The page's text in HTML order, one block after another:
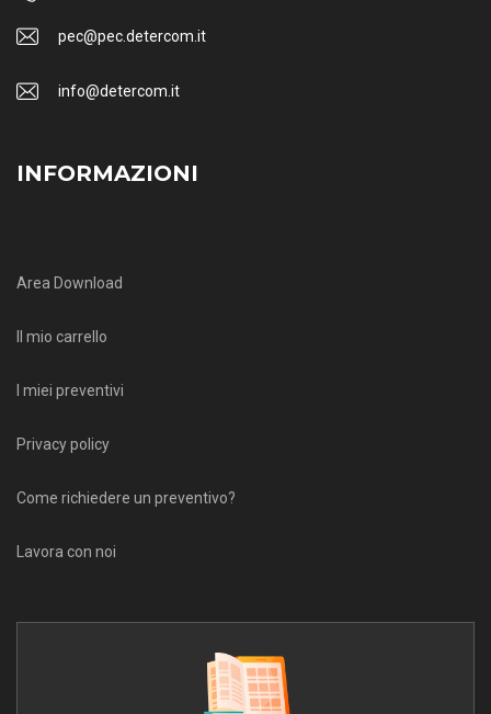
pec@pec.detercom.it
info@detercom.it
INFORMAZIONI
Area Download
Il mio carrello
I miei preventivi
Privacy policy
Come richiedere un preventivo?
Lavora con noi